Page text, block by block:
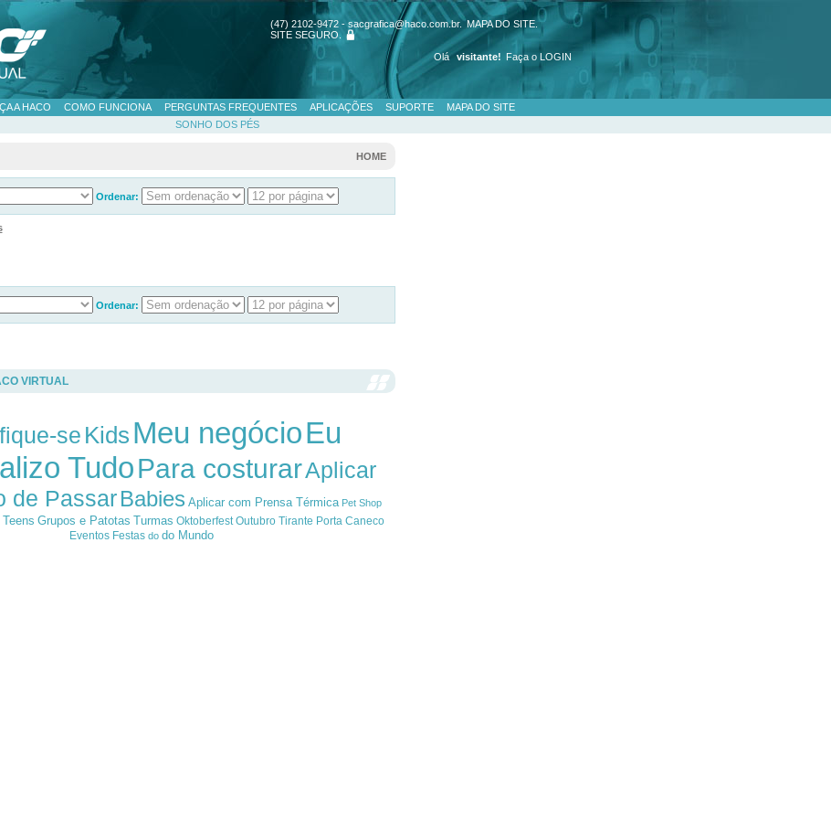
(47) 2102-9472 - sacgrafica@haco.com.br. MAPA DO SITE.
SITE SEGURO.
Olá visitante! Faça o LOGIN
A HACO COMO FUNCIONA PERGUNTAS FREQUENTES APLICAÇÕES SUPORTE
MAPA DO SITE
SONHO DOS PÉS
HOME
Ordenar:
Ordenar:
VIRTUAL
se Kids Meu negócioEu
TudoPara costurarAplicar
de Passar Babies Aplicar com Prensa Térmica Pet Shop
Teens Grupos e Patotas Turmas Oktoberfest Outubro Tirante Porta Caneco
Eventos Festas do do Mundo